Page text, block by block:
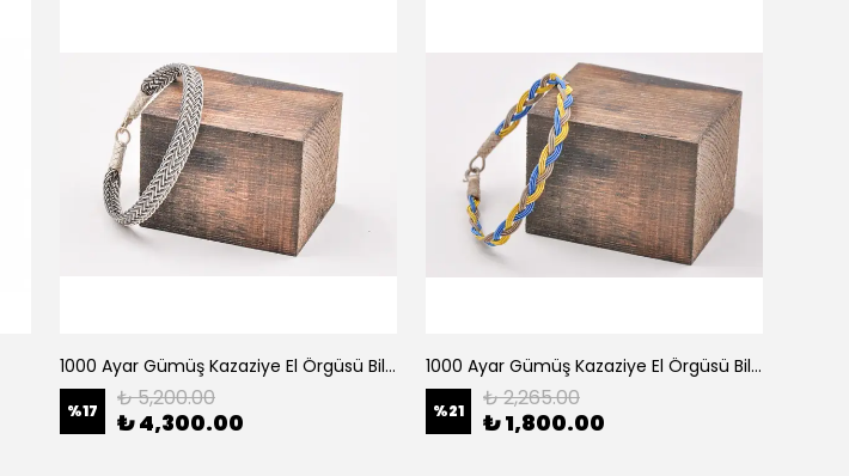
1000 Ayar Gümüş Kazaziye El Örgüsü Bileklik
%17 ₺ 5,200.00
₺ 4,300.00
1000 Ayar Gümüş Kazaziye El Örgüsü Bileklik
%21 ₺ 2,265.00
₺ 1,800.00